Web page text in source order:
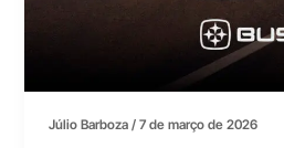
Júlio Barboza/7 de março de 2026